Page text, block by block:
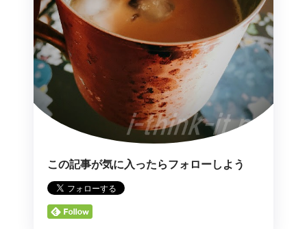
この記事が気に入ったらフォローしよう